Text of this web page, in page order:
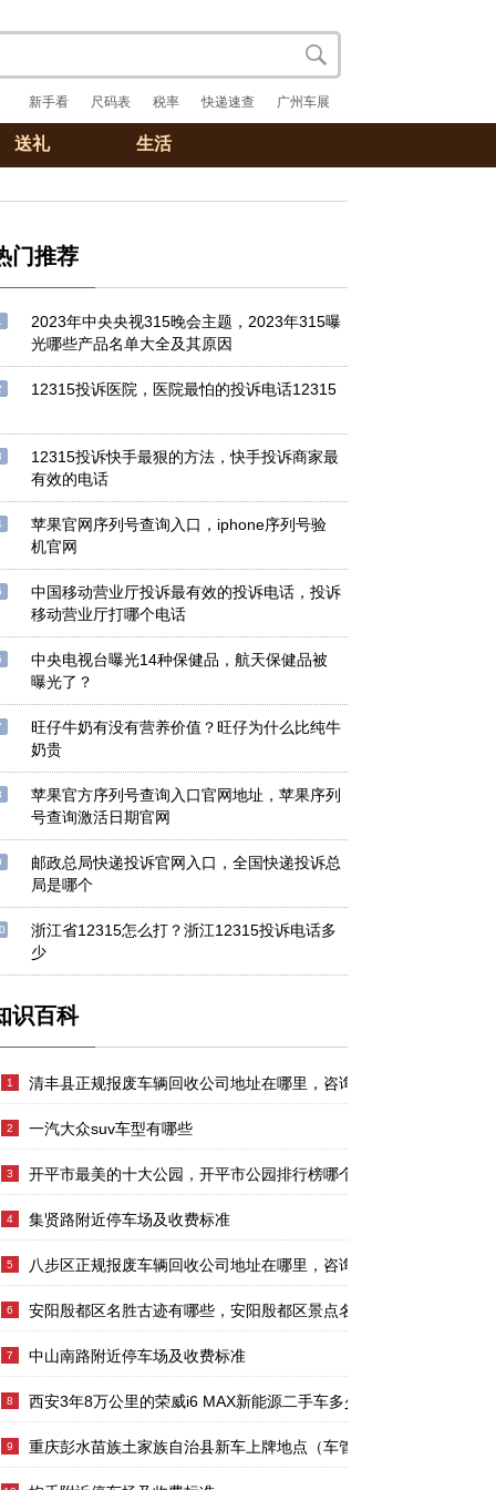
新手看 尺码表 税率 快递速查 广州车展
送礼 生活
门推荐
2023年中央央视315晚会主题，2023年315曝
光哪些产品名单大全及其原因
12315投诉医院，医院最怕的投诉电话12315
12315投诉快手最狠的方法，快手投诉商家最
有效的电话
苹果官网序列号查询入口，iphone序列号验
机官网
中国移动营业厅投诉最有效的投诉电话，投诉
移动营业厅打哪个电话
中央电视台曝光14种保健品，航天保健品被
曝光了？
旺仔牛奶有没有营养价值？旺仔为什么比纯牛
奶贵
苹果官方序列号查询入口官网地址，苹果序列
号查询激活日期官网
邮政总局快递投诉官网入口，全国快递投诉总
局是哪个
浙江省12315怎么打？浙江12315投诉电话多
少
识百科
1 清丰县正规报废车辆回收公司地址在哪里，咨询电话号码，汽车报
2 一汽大众suv车型有哪些
3 开平市最美的十大公园，开平市公园排行榜哪个最好玩
4 集贤路附近停车场及收费标准
5 八步区正规报废车辆回收公司地址在哪里，咨询电话号码，汽车报
6 安阳殷都区名胜古迹有哪些，安阳殷都区景点名胜古迹推荐
7 中山南路附近停车场及收费标准
8 西安3年8万公里的荣威i6 MAX新能源二手车多少钱
9 重庆彭水苗族土家族自治县新车上牌地点（车管所/机动车登记服务